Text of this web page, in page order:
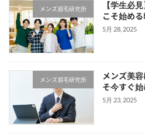
メンズ眉毛研究所
【学生必
こそ始め
5月 28, 2025
メンズ眉毛研究所
メンズ美
そ今すぐ
5月 23, 2025